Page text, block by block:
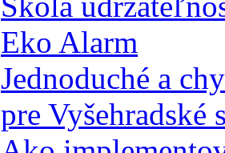
Eko Alarm
Jednoduché a
pre Vyšehradské